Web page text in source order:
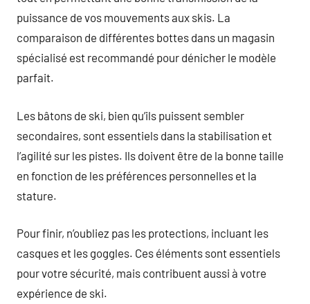
puissance de vos mouvements aux skis. La
comparaison de différentes bottes dans un magasin
spécialisé est recommandé pour dénicher le modèle
parfait.
Les bâtons de ski, bien qu’ils puissent sembler
secondaires, sont essentiels dans la stabilisation et
l’agilité sur les pistes. Ils doivent être de la bonne taille
en fonction de les préférences personnelles et la
stature.
Pour finir, n’oubliez pas les protections, incluant les
casques et les goggles. Ces éléments sont essentiels
pour votre sécurité, mais contribuent aussi à votre
expérience de ski.